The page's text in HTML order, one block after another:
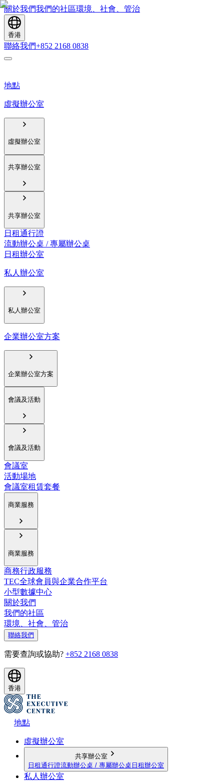
關於我們我們的社區環境、社會、管治
香港
聯絡我們+852 2168 0838
地點
虛擬辦公室
虛擬辦公室
共享辦公室
共享辦公室
日租通行證
流動辦公桌 / 專屬辦公桌
日租辦公室
私人辦公室
私人辦公室
企業辦公室方案
企業辦公室方案
會議及活動
會議及活動
會議室
活動場地
會議室租賃套餐
商業服務
商業服務
商務行政服務
TEC全球會員與企業合作平台
小型數據中心
關於我們
我們的社區
環境、社會、管治
聯絡我們
需要查詢或協助? +852 2168 0838
香港
地點
虛擬辦公室
共享辦公室
日租通行證流動辦公桌 / 專屬辦公桌 日租辦公室
私人辦公室